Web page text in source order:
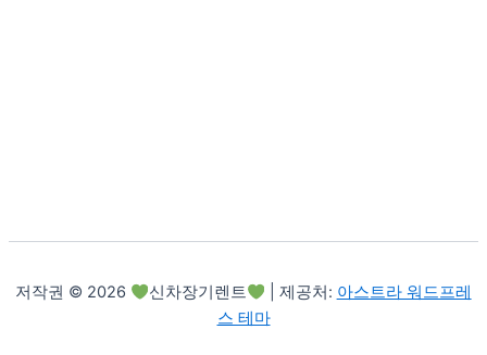
저작권 © 2026 신차장기렌트 | 제공처: 아스트라 워드프레
스 테마